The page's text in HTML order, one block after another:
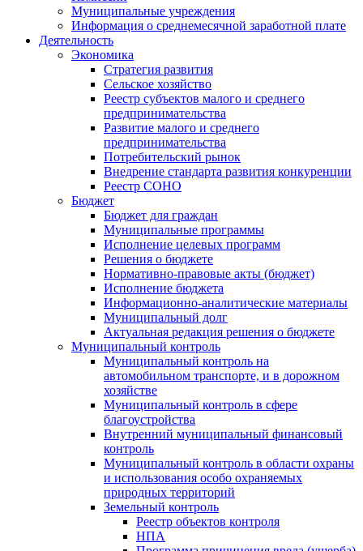
Муниципальные учреждения
Информация о среднемесячной заработной плате
Деятельность
Экономика
Стратегия развития
Сельское хозяйство
Реестр субъектов малого и среднего
предпринимательства
Развитие малого и среднего
предпринимательства
Потребительский рынок
Внедрение стандарта развития конкуренции
Реестр СОНО
Бюджет
Бюджет для граждан
Муниципальные программы
Исполнение целевых программ
Решения о бюджете
Нормативно-правовые акты (бюджет)
Исполнение бюджета
Информационно-аналитические материалы
Муниципальный долг
Актуальная редакция решения о бюджете
Муниципальный контроль
Муниципальный контроль на
автомобильном транспорте, и в дорожном
хозяйстве
Муниципальный контроль в сфере
благоустройства
Внутренний муниципальный финансовый
контроль
Муниципальный контроль в области охраны
и использования особо охраняемых
природных территорий
Земельный контроль
Реестр объектов контроля
НПА